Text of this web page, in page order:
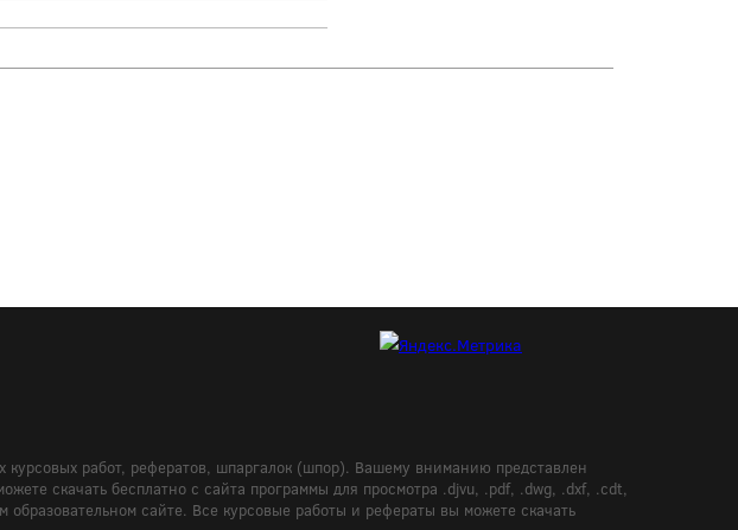
работ, рефератов, шпаргалок (шпор). Вашему вниманию представлен
скачать бесплатно с сайта программы для просмотра .djvu, .pdf, .dwg, .dxf, .cdt,
сайте. Все курсовые работы и рефераты вы можете скачать